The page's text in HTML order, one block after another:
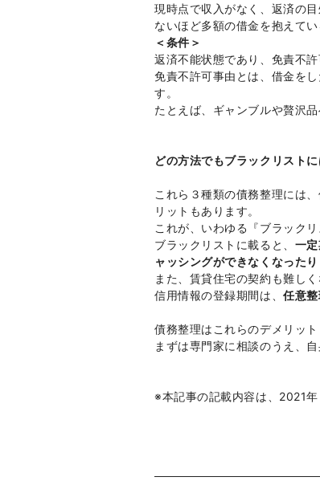
現時点で収入がなく、返済の
ないほど多額の借金を抱えて
＜条件＞
返済不能状態であり、免責不許
免責不許可事由とは、借金を
す。
たとえば、ギャンブルや贅沢
どの方法でもブラックリスト
これら３種類の債務整理には
リットもあります。
これが、いわゆる『ブラック
ブラックリストに載ると、 一
ャッシングができなくなった
また、賃貸住宅の契約も難し
信用情報の登録期間は、任意
債務整理はこれらのデメリッ
まずは専門家に相談のうえ、
※本記事の記載内容は、2021年